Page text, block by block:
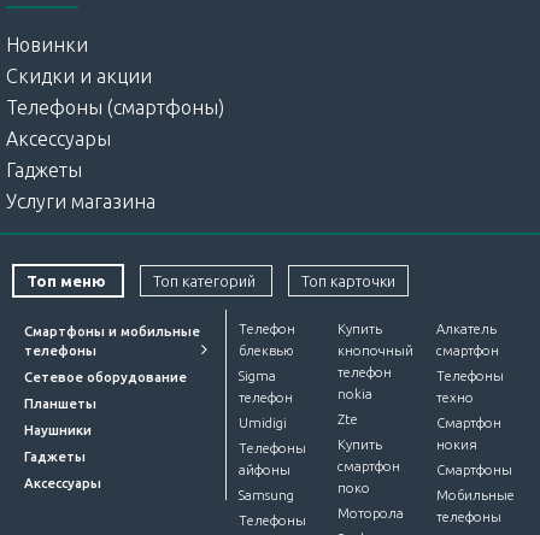
Новинки
Скидки и акции
Телефоны (смартфоны)
Аксессуары
Гаджеты
Услуги магазина
Топ меню Топ категорий Топ карточки
Смартфоны и мобильные
телефоны
Сетевое оборудование
Планшеты
Наушники
Гаджеты
Аксессуары
Телефон
блеквью
Sigma
телефон
Umidigi
Телефоны
айфоны
Samsung
Телефоны
Купить
кнопочный
телефон
nokia
Zte
Купить
смартфон
поко
Моторола
Алкатель
смартфон
Телефоны
техно
Смартфон
нокия
Смартфоны
Мобильные
телефоны